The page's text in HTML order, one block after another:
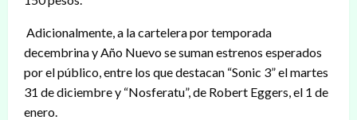
Adicionalmente, a la cartelera por temporada
decembrina y Año Nuevo se suman estrenos esperados
por el público, entre los que destacan “Sonic 3” el martes
31 de diciembre y “Nosferatu”, de Robert Eggers, el 1 de
enero.